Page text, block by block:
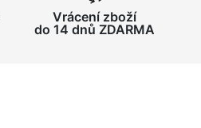
Vrácení zboží
do 14 dnů ZDARMA